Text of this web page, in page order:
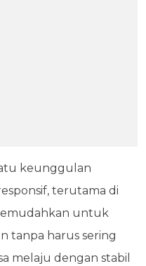
keunggulan
terutama di
untuk
tanpa harus sering
melaju dengan stabil